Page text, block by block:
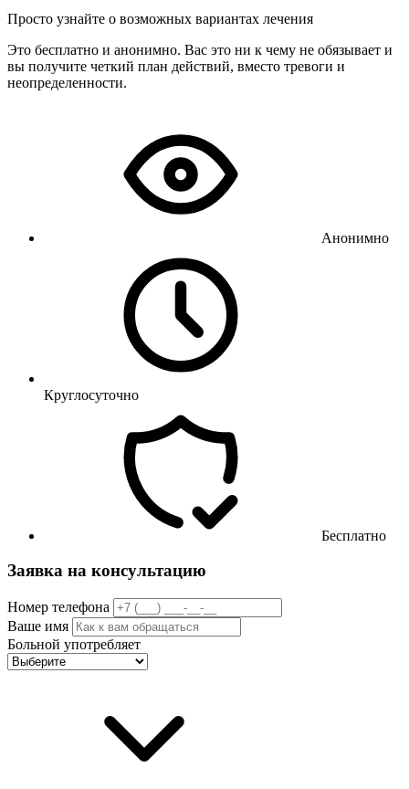
Просто узнайте о возможных вариантах лечения
Это бесплатно и анонимно. Вас это ни к чему не обязывает и
вы получите четкий план действий, вместо тревоги и
неопределенности.
Анонимно
Круглосуточно
Бесплатно
Заявка на консультацию
Номер телефона
Ваше имя
Больной употребляет